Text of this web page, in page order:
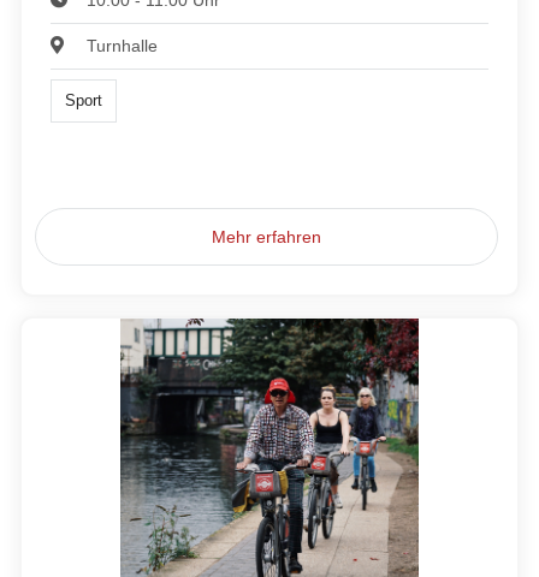
Turnhalle
Sport
Mehr erfahren